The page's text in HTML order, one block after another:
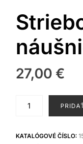
27,00 €
KATALÓGOVÉ ČÍSLO: